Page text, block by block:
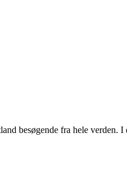
besøgende fra hele verden.